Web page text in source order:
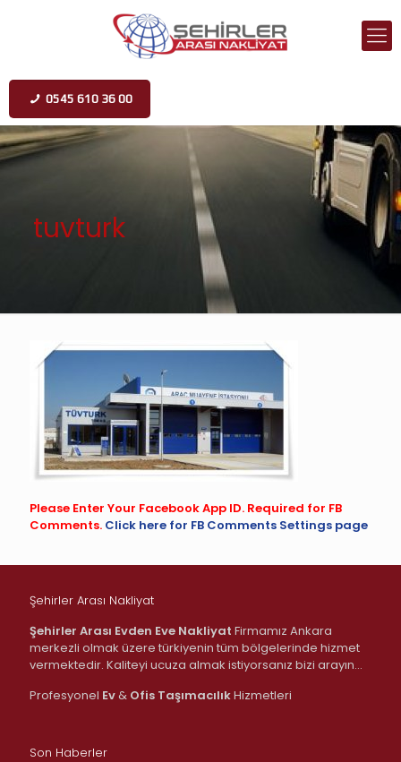
0545 610 36 00
tuvturk
Please Enter Your Facebook App ID. Required for FB
Comments. Click here for FB Comments Settings page
Şehirler Arası Nakliyat
Şehirler Arası Evden Eve Nakliyat Firmamız Ankara
merkezli olmak üzere türkiyenin tüm bölgelerinde hizmet
vermektedir. Kaliteyi ucuza almak istiyorsanız bizi arayın…
Profesyonel Ev& Ofis TaşımacılıkHizmetleri
Son Haberler